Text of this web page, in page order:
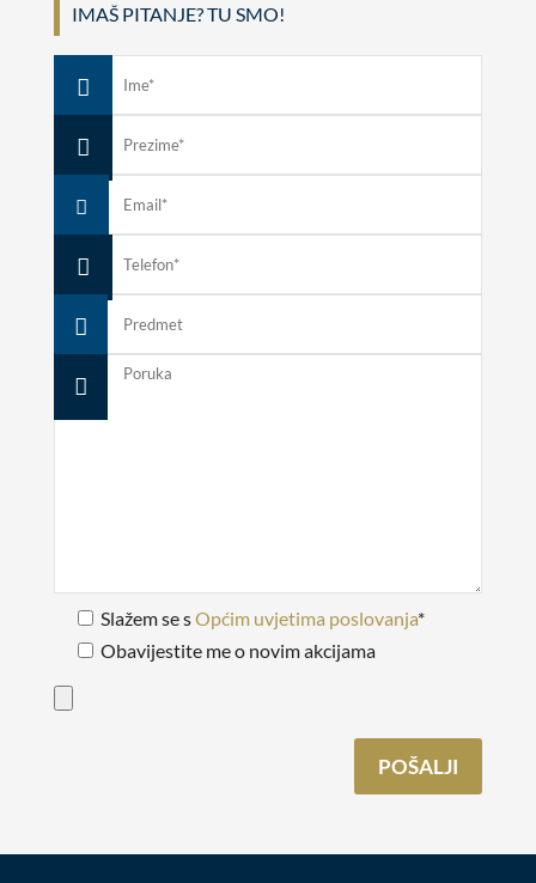
IMAŠ PITANJE? TU SMO!
Slažem se sOpćim uvjetima poslovanja*
Obavijestite me o novim akcijama